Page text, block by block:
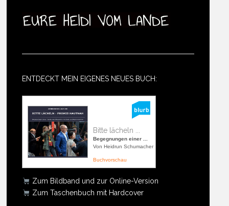
ENTDECKT MEIN EIGENES NEUES BUCH:
Bitte lächeln ...
Begegnungen einer ...
Von Heidrun Schumacher
Buchvorschau
Zum Bildband und zur Online-Version
Zum Taschenbuch mit Hardcover